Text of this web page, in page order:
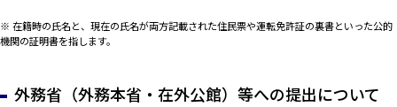
※ 在籍時の氏名と、現在の氏名が両方記載された住民票や運転免許証の裏書といった公的
機関の証明書を指します。
外務省（外務本省・在外公館）等への提出について